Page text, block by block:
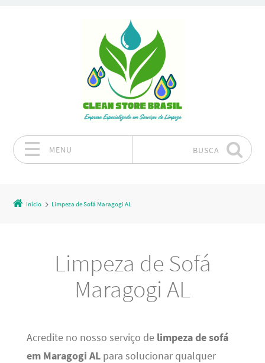
MENU BUSCA
Início Limpeza de Sofá Maragogi AL
Limpeza de Sofá
Maragogi AL
Acredite no nosso serviço de limpeza de sofá
em Maragogi ALpara solucionar qualquer